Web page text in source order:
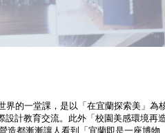
界的一堂課，是以「在宜蘭探索美」為
計教育交流。此外「校園美感環境再
造都漸漸讓人看到「宜蘭即是一座博物